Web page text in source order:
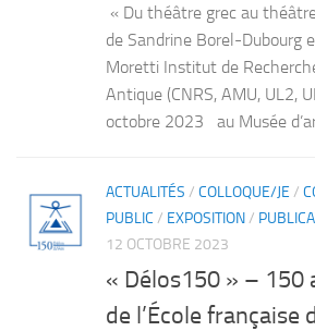
« Du théâtre grec au
de Sandrine Borel-Dubourg
Moretti Institut de
Antique (CNRS, AMU, UL2,
octobre 2023 au Musée
ACTUALITÉS / COLLOQUE/JE /
PUBLIC / EXPOSITION/
12 OCTOBRE 2023
« Délos150 » – 150
de l’École française